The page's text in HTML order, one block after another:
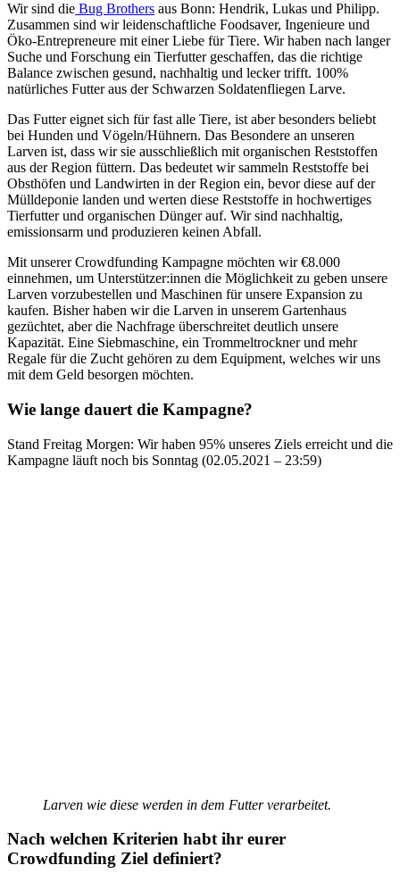
Wir sind die Bug Brothers aus Bonn: Hendrik, Lukas und Philipp.
Zusammen sind wir leidenschaftliche Foodsaver, Ingenieure und
Öko-Entrepreneure mit einer Liebe für Tiere. Wir haben nach langer
Suche und Forschung ein Tierfutter geschaffen, das die richtige
Balance zwischen gesund, nachhaltig und lecker trifft. 100%
natürliches Futter aus der Schwarzen Soldatenfliegen Larve.
Das Futter eignet sich für fast alle Tiere, ist aber besonders beliebt
bei Hunden und Vögeln/Hühnern. Das Besondere an unseren
Larven ist, dass wir sie ausschließlich mit organischen Reststoffen
aus der Region füttern. Das bedeutet wir sammeln Reststoffe bei
Obsthöfen und Landwirten in der Region ein, bevor diese auf der
Mülldeponie landen und werten diese Reststoffe in hochwertiges
Tierfutter und organischen Dünger auf. Wir sind nachhaltig,
emissionsarm und produzieren keinen Abfall.
Mit unserer Crowdfunding Kampagne möchten wir €8.000
einnehmen, um Unterstützer:innen die Möglichkeit zu geben unsere
Larven vorzubestellen und Maschinen für unsere Expansion zu
kaufen. Bisher haben wir die Larven in unserem Gartenhaus
gezüchtet, aber die Nachfrage überschreitet deutlich unsere
Kapazität. Eine Siebmaschine, ein Trommeltrockner und mehr
Regale für die Zucht gehören zu dem Equipment, welches wir uns
mit dem Geld besorgen möchten.
Wie lange dauert die Kampagne?
Stand Freitag Morgen: Wir haben 95% unseres Ziels erreicht und die
Kampagne läuft noch bis Sonntag (02.05.2021 – 23:59)
Larven wie diese werden in dem Futter verarbeitet.
Nach welchen Kriterien habt ihr eurer
Crowdfunding Ziel definiert?